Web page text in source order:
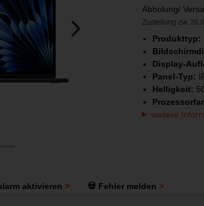
Abholung/
Zustellung zw.
Produkttyp:
Display-
Panel-Typ:
Helligkeit:
weitere
aktivieren 💀 Fehler melden